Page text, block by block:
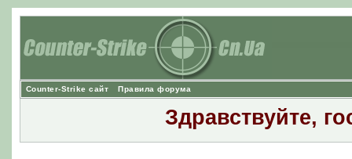
Counter-Strike сайт Правила форума
Здравствуйте,